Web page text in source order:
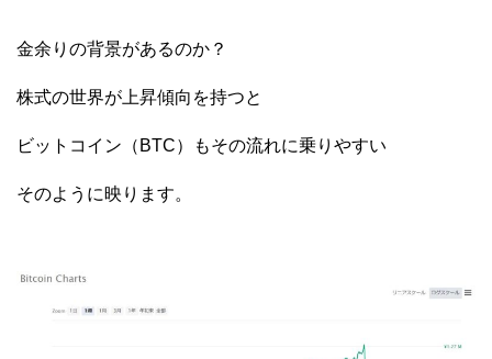
金余りの背景があるのか？
株式の世界が上昇傾向を持つと
ビットコイン（BTC）もその流れに乗りやすい
そのように映ります。